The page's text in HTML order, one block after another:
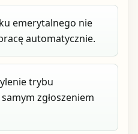
emerytalnego nie
automatycznie.
trybu
zgłoszeniem